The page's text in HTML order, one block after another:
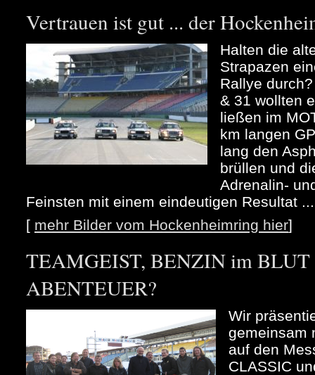
Vertrauen ist gut ... der
Halten die
Strapazen
Rallye
& 31 wollten
ließen im
km langen
lang den
brüllen und
Adrenalin-
Feinsten mit einem eindeutigen Resultat ...
[ mehr Bilder vom Hockenheimring hier]
TEAMGEIST, BENZIN im BLUT
ABENTEUER?
Wir
gemeinsam
auf den
CLASSIC